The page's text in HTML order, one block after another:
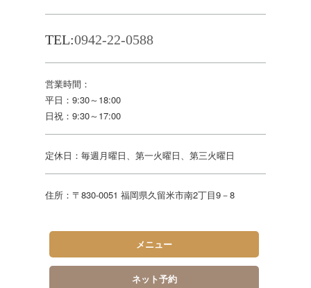
TEL:0942-22-0588
営業時間：
平日：9:30～18:00
日祝：9:30～17:00
定休日：毎週月曜日、第一火曜日、第三火曜日
住所：〒830-0051 福岡県久留米市南2丁目9－8
メニュー
ネット予約